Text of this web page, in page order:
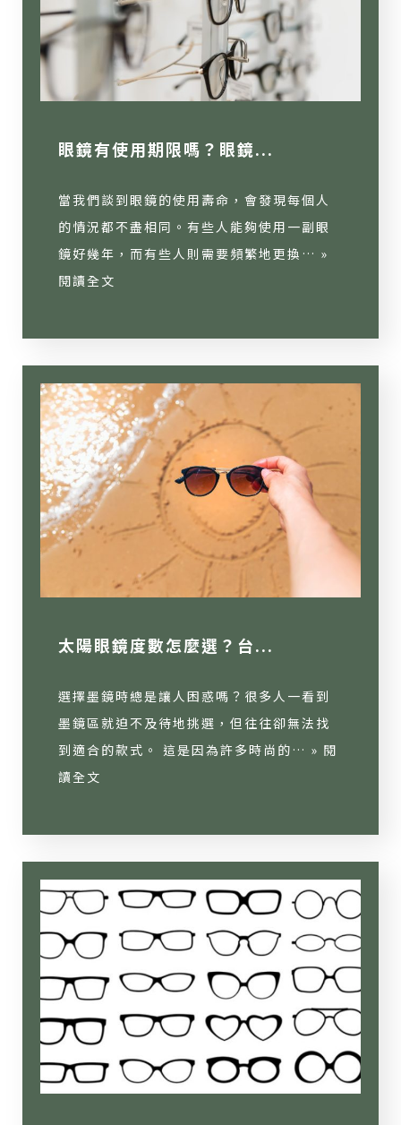
眼鏡有使用期限嗎？眼鏡...
當我們談到眼鏡的使用壽命，會發現每個人
的情況都不盡相同。有些人能夠使用一副眼
鏡好幾年，而有些人則需要頻繁地更換… »
閱讀全文
太陽眼鏡度數怎麼選？台...
選擇墨鏡時總是讓人困惑嗎？很多人一看到
墨鏡區就迫不及待地挑選，但往往卻無法找
到適合的款式。 這是因為許多時尚的… » 閱
讀全文